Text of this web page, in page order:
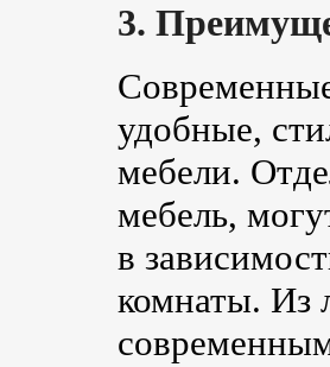
3.
удобные,
мебели.
мебель,
в
комнаты. Из